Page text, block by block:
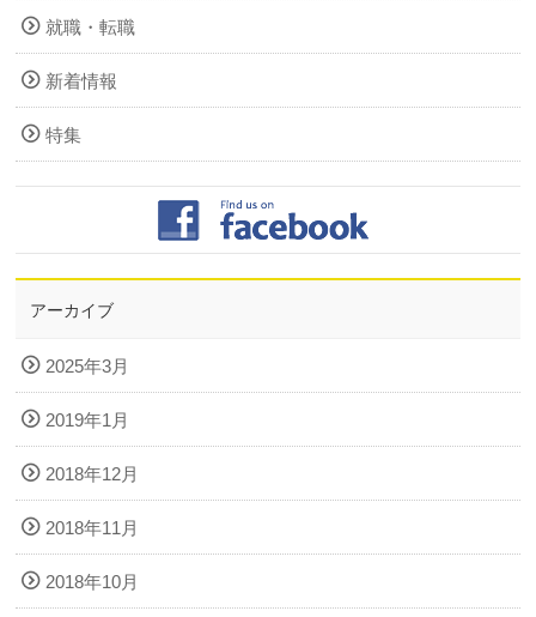
就職・転職
新着情報
特集
アーカイブ
2025年3月
2019年1月
2018年12月
2018年11月
2018年10月